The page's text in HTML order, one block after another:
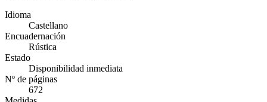
Idioma
Castellano
Encuadernación
Rústica
Estado
Disponibilidad inmediata
Nº de páginas
672